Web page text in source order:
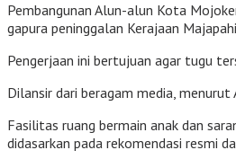
Pembangunan Alun-alun Kota
gapura peninggalan Kerajaan
Pengerjaan ini bertujuan agar tugu
Dilansir dari beragam media,
Fasilitas ruang bermain anak dan
didasarkan pada rekomendasi resmi